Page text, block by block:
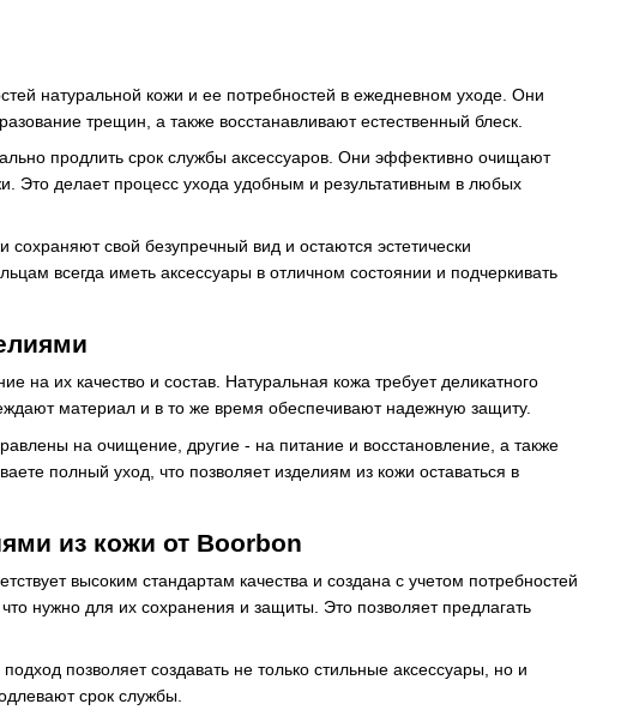
натуральной кожи и ее потребностей в ежедневном уходе. Они
трещин, а также восстанавливают естественный блеск.
продлить срок службы аксессуаров. Они эффективно очищают
Это делает процесс ухода удобным и результативным в любых
свой безупречный вид и остаются эстетически
всегда иметь аксессуары в отличном состоянии и подчеркивать
их качество и состав. Натуральная кожа требует деликатного
материал и в то же время обеспечивают надежную защиту.
на очищение, другие - на питание и восстановление, а также
полный уход, что позволяет изделиям из кожи оставаться в
из кожи от Boorbon
высоким стандартам качества и создана с учетом потребностей
нужно для их сохранения и защиты. Это позволяет предлагать
позволяет создавать не только стильные аксессуары, но и
срок службы.